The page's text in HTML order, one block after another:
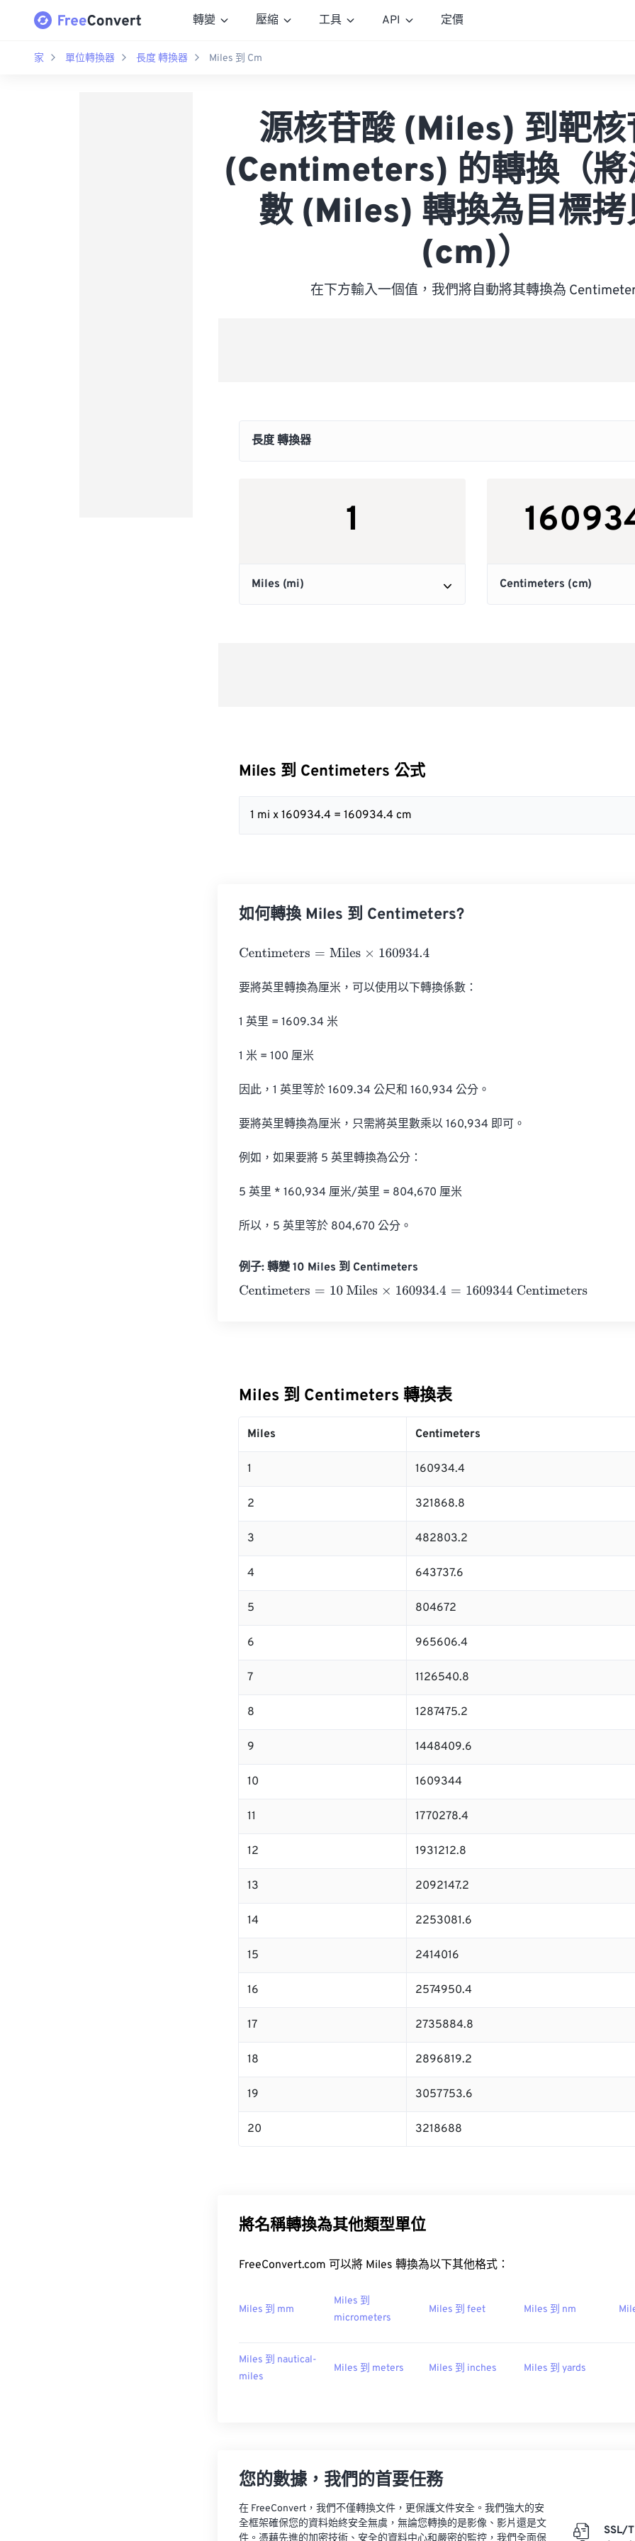
轉變 壓縮 工具 API 定價
家 單位轉換器 長度 轉換器 Miles 到 Cm
源核苷酸 (Miles) 到靶核
(Centimeters) 的轉換（將
數 (Miles) 轉換為目標拷
(cm)）
在下方輸入一個值，我們將自動將其轉換為
Miles 到 Centimeters 公式
1 mi x 160934.4 = 160934.4 cm
如何轉換 Miles 到 Centimeters?
Centimeters= Miles×160934.4
要將英里轉換為厘米，可以使用以下轉換係數：
1 英里 = 1609.34 米
1 米 = 100 厘米
因此，1 英里等於 1609.34 公尺和 160,934 公分。
要將英里轉換為厘米，只需將英里數乘以 160,934 即可。
例如，如果要將 5 英里轉換為公分：
5 英里 * 160,934 厘米/英里 = 804,670 厘米
所以，5 英里等於 804,670 公分。
例子: 轉變 10 Miles 到 Centimeters
Centimeters= 10 Miles×160934.4=1609344 Centimeters
Miles 到 Centimeters 轉換表
Miles Centimeters
1 160934.4
2 321868.8
3 482803.2
4 643737.6
5 804672
6 965606.4
7 1126540.8
8 1287475.2
9 1448409.6
10 1609344
11 1770278.4
12 1931212.8
13 2092147.2
14 2253081.6
15 2414016
16 2574950.4
17 2735884.8
18 2896819.2
19 3057753.6
20 3218688
將名稱轉換為其他類型單位
FreeConvert.com 可以將 Miles 轉換為以下其他格式：
Miles 到 mm
Miles 到
micrometers
Miles 到 feet Miles 到 nm
Miles 到 nautical-
miles
Miles 到 meters Miles 到 inches Miles 到 yards
您的數據，我們的首要任務
在 FreeConvert，我們不僅轉換文件，更保護文件安全。我們強大的安
全框架確保您的資料始終安全無虞，無論您轉換的是影像、影片還是文
件。憑藉先進的加密技術、安全的資料中心和嚴密的監控，我們全面保
SSL/